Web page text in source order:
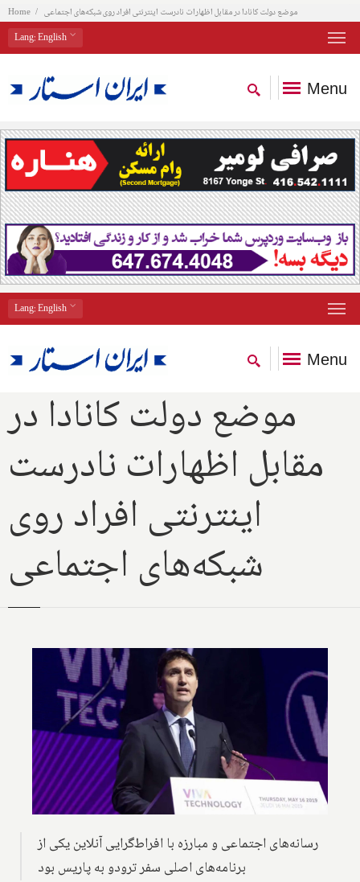
Home موضع دولت کانادا در مقابل اظهارات نادرست اینترنتی افراد روی شبکه‌های اجتماعی
Lang: English
Menu
Lang: English
Menu
موضع دولت کانادا در
مقابل اظهارات نادرست
اینترنتی افراد روی
شبکه‌های اجتماعی
رسانه‌های اجتماعی و مبارزه با افراط‌گرایی آنلاین یکی از
برنامه‌های اصلی سفر ترودو به پاریس بود